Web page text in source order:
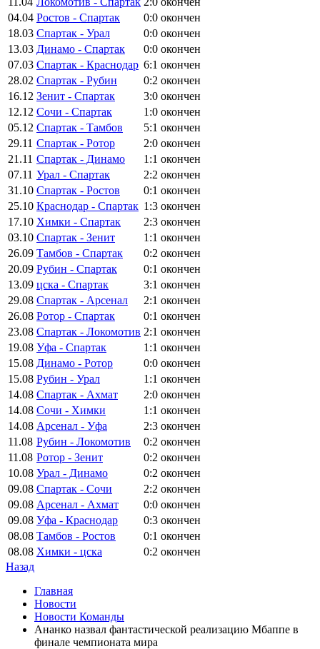
04.04 Ростов - Спартак 0:0 окончен
18.03 Спартак - Урал 0:0 окончен
13.03 Динамо - Спартак 0:0 окончен
07.03 Спартак - Краснодар 6:1 окончен
28.02 Спартак - Рубин 0:2 окончен
16.12 Зенит - Спартак 3:0 окончен
12.12 Сочи - Спартак 1:0 окончен
05.12 Спартак - Тамбов 5:1 окончен
29.11 Спартак - Ротор 2:0 окончен
21.11 Спартак - Динамо 1:1 окончен
07.11 Урал - Спартак 2:2 окончен
31.10 Спартак - Ростов 0:1 окончен
25.10 Краснодар - Спартак 1:3 окончен
17.10 Химки - Спартак 2:3 окончен
03.10 Спартак - Зенит 1:1 окончен
26.09 Тамбов - Спартак 0:2 окончен
20.09 Рубин - Спартак 0:1 окончен
13.09 цска - Спартак 3:1 окончен
29.08 Спартак - Арсенал 2:1 окончен
26.08 Ротор - Спартак 0:1 окончен
23.08 Спартак - Локомотив 2:1 окончен
19.08 Уфа - Спартак 1:1 окончен
15.08 Динамо - Ротор 0:0 окончен
15.08 Рубин - Урал 1:1 окончен
14.08 Спартак - Ахмат 2:0 окончен
14.08 Сочи - Химки 1:1 окончен
14.08 Арсенал - Уфа 2:3 окончен
11.08 Рубин - Локомотив 0:2 окончен
11.08 Ротор - Зенит 0:2 окончен
10.08 Урал - Динамо 0:2 окончен
09.08 Спартак - Сочи 2:2 окончен
09.08 Арсенал - Ахмат 0:0 окончен
09.08 Уфа - Краснодар 0:3 окончен
08.08 Тамбов - Ростов 0:1 окончен
08.08 Химки - цска 0:2 окончен
Назад
Главная
Новости
Новости Команды
Ананко назвал фантастической реализацию Мбаппе в
финале чемпионата мира